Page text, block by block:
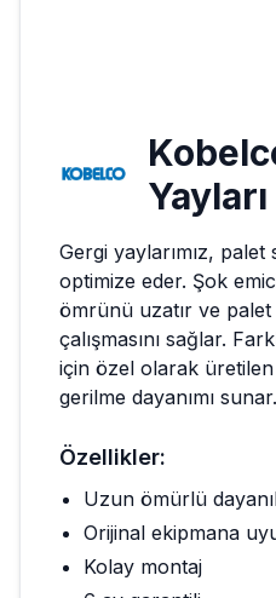
Yayları
Gergi yaylarımız,
optimize eder. Şok
ömrünü uzatır ve
çalışmasını sağlar.
için özel olarak üretilen
gerilme dayanımı sunar.
Özellikler:
Uzun ömürlü
Orijinal ekipmana
Kolay montaj